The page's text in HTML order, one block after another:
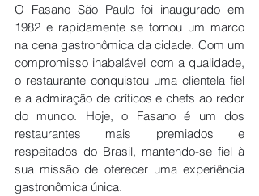
O Fasano São Paulo foi inaugurado em
1982 e rapidamente se tornou um marco
na cena gastronômica da cidade. Com um
compromisso inabalável com a qualidade,
o restaurante conquistou uma clientela fiel
e a admiração de críticos e chefs ao redor
do mundo. Hoje, o Fasano é um dos
restaurantes mais premiados e
respeitados do Brasil, mantendo-se fiel à
sua missão de oferecer uma experiência
gastronômica única.